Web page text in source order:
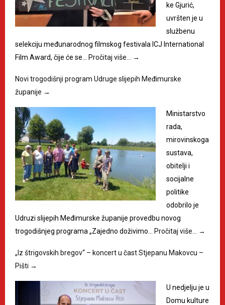
ke Gjurić,
uvršten je u
službenu
selekciju međunarodnog filmskog festivala ICJ International
Film Award, čije će se…
Pročitaj više… →
Novi trogodišnji program Udruge slijepih Međimurske
županije →
Ministarstvo
rada,
mirovinskoga
sustava,
obitelji i
socijalne
politike
odobrilo je
Udruzi slijepih Međimurske županije provedbu novog
trogodišnjeg programa „Zajedno doživimo…
Pročitaj više… →
„Iz štrigovskih bregov“ – koncert u čast Stjepanu Makovcu –
Pišti →
U nedjelju je u
Domu kulture